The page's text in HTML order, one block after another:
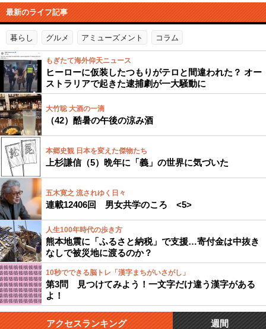
最新のライフ記事
暮らし グルメ アミューズメント コラム
もぎたて海外仰天ニュース
ヒーローに仮装したつもりがテロと間違われた？ オー
ストラリアで起きた逮捕劇が一大騒動に
大竹聡 大酒の一滴
（42）酷暑の午後の涼み酒
本郷史観 日本を変えた傑物たち
上杉謙信（5）晩年に「義」の世界に気づいた
五木寛之 流されゆく日々
連載12406回 男女共学のころ <5>
人生100年時代の歩き方
熊本地震に「ふるさと納税」で支援…寄付金は中抜き
なしで被災地に渡るのか？
10秒でできる脳トレ「漢字まちがいさがし」
第3問 見つけてみよう！一文字だけ違う漢字がある
よ！
アクセスランキング 週間